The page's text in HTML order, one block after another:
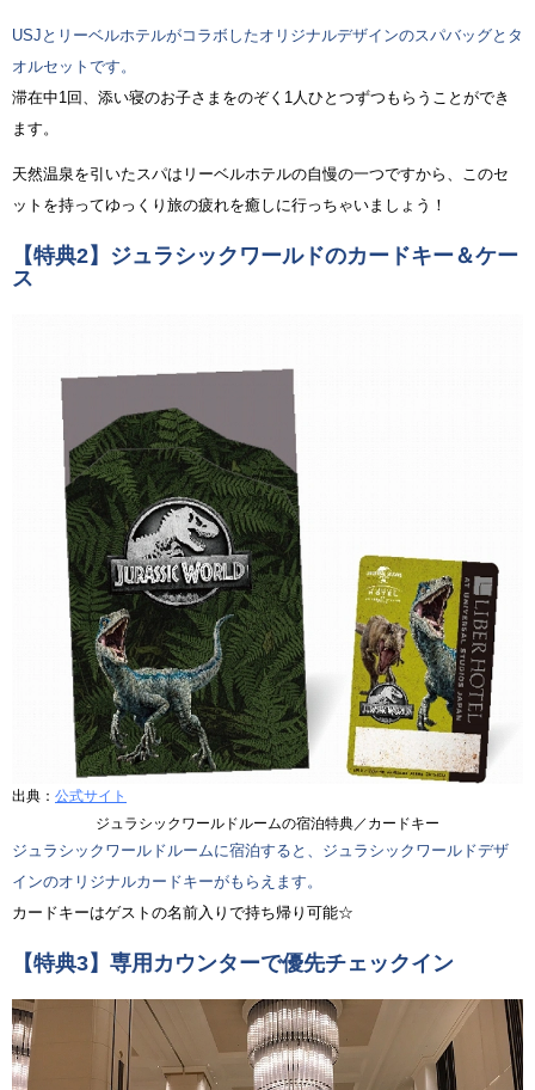
USJとリーベルホテルがコラボしたオリジナルデザインのスパバッグとタ
オルセットです。
滞在中1回、添い寝のお子さまをのぞく1人ひとつずつもらうことができ
ます。
天然温泉を引いたスパはリーベルホテルの自慢の一つですから、このセ
ットを持ってゆっくり旅の疲れを癒しに行っちゃいましょう！
【特典2】ジュラシックワールドのカードキー＆ケー
ス
出典： 公式サイト
ジュラシックワールドルームの宿泊特典／カードキー
ジュラシックワールドルームに宿泊すると、ジュラシックワールドデザ
インのオリジナルカードキーがもらえます。
カードキーはゲストの名前入りで持ち帰り可能☆
【特典3】専用カウンターで優先チェックイン